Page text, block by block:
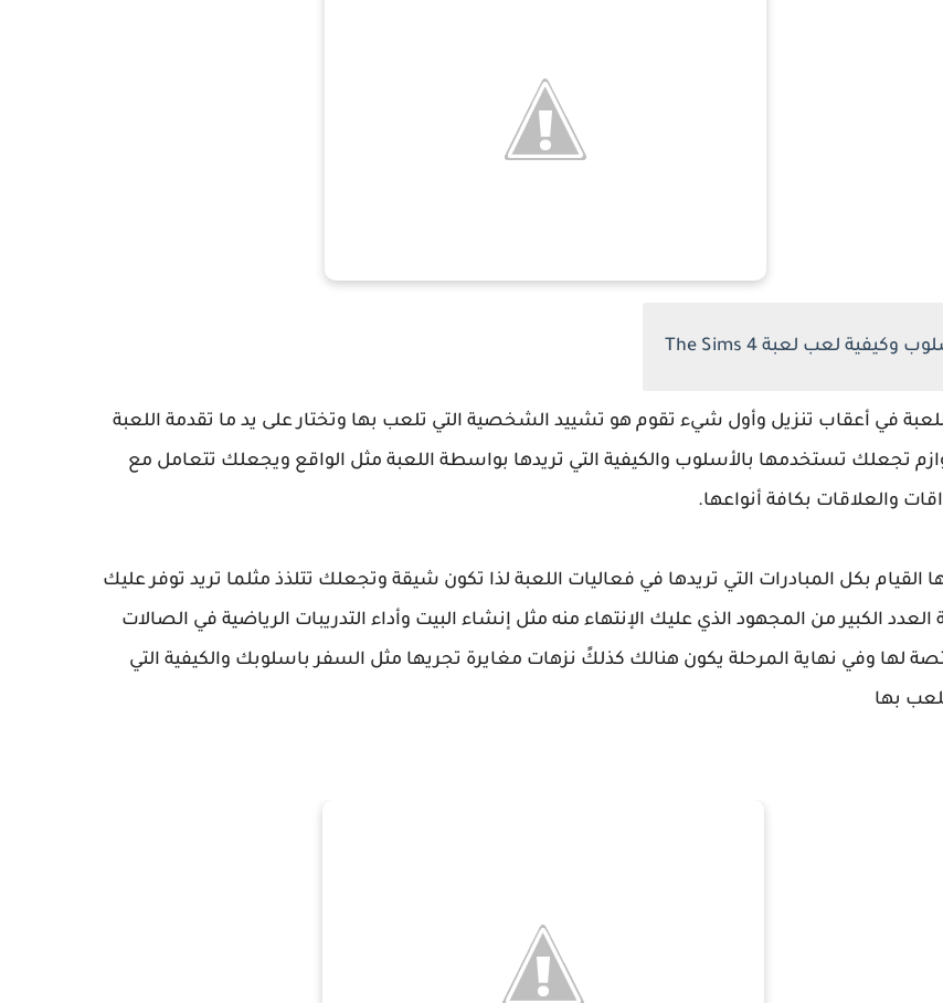
وكيفية لعب لعبة
في أعقاب تنزيل وأول شيء تقوم هو تشييد الشخصية التي تلعب بها وتختار على يد ما تقدمة اللعبة
تجعلك تستخدمها بالأسلوب والكيفية التي تريدها بواسطة اللعبة مثل الواقع ويجعلك تتعامل مع
والعلاقات بكافة أنواعها.
القيام بكل المبادرات التي تريدها في فعاليات اللعبة لذا تكون شيقة وتجعلك تتلذذ مثلما تريد توفر عليك
العدد الكبير من المجهود الذي عليك الإنتهاء منه مثل إنشاء البيت وأداء التدريبات الرياضية في الصالات
لها وفي نهاية المرحلة يكون هنالك كذلكً نزهات مغايرة تجريها مثل السفر باسلوبك والكيفية التي
بها